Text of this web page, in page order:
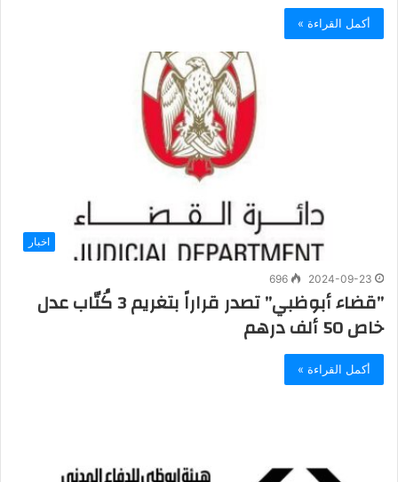
أكمل القراءة »
اخبار
2024-09-23
696
‏”قضاء أبوظبي” تصدر قراراً بتغريم 3 كُتّاب عدل
خاص 50 ألف درهم
أكمل القراءة »